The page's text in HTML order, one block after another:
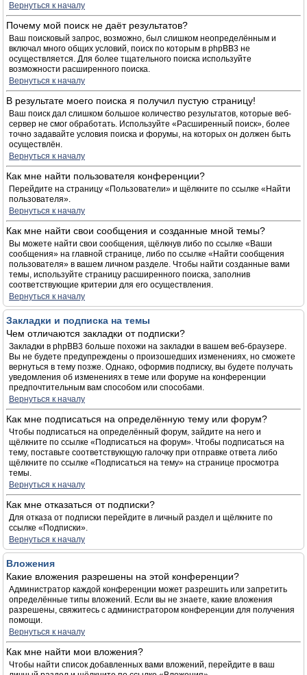
Вернуться к началу
Почему мой поиск не даёт результатов?
Ваш поисковый запрос, возможно, был слишком неопределённым и
включал много общих условий, поиск по которым в phpBB3 не
осуществляется. Для более тщательного поиска используйте
возможности расширенного поиска.
Вернуться к началу
В результате моего поиска я получил пустую страницу!
Ваш поиск дал слишком большое количество результатов, которые веб-
сервер не смог обработать. Используйте «Расширенный поиск», более
точно задавайте условия поиска и форумы, на которых он должен быть
осуществлён.
Вернуться к началу
Как мне найти пользователя конференции?
Перейдите на страницу «Пользователи» и щёлкните по ссылке «Найти
пользователя».
Вернуться к началу
Как мне найти свои сообщения и созданные мной темы?
Вы можете найти свои сообщения, щёлкнув либо по ссылке «Ваши
сообщения» на главной странице, либо по ссылке «Найти сообщения
пользователя» в вашем личном разделе. Чтобы найти созданные вами
темы, используйте страницу расширенного поиска, заполнив
соответствующие критерии для его осуществления.
Вернуться к началу
Закладки и подписка на темы
Чем отличаются закладки от подписки?
Закладки в phpBB3 больше похожи на закладки в вашем веб-браузере.
Вы не будете предупреждены о произошедших изменениях, но сможете
вернуться в тему позже. Однако, оформив подписку, вы будете получать
уведомления об изменениях в теме или форуме на конференции
предпочтительным вам способом или способами.
Вернуться к началу
Как мне подписаться на определённую тему или форум?
Чтобы подписаться на определённый форум, зайдите на него и
щёлкните по ссылке «Подписаться на форум». Чтобы подписаться на
тему, поставьте соответствующую галочку при отправке ответа либо
щёлкните по ссылке «Подписаться на тему» на странице просмотра
темы.
Вернуться к началу
Как мне отказаться от подписки?
Для отказа от подписки перейдите в личный раздел и щёлкните по
ссылке «Подписки».
Вернуться к началу
Вложения
Какие вложения разрешены на этой конференции?
Администратор каждой конференции может разрешить или запретить
определённые типы вложений. Если вы не знаете, какие вложения
разрешены, свяжитесь с администратором конференции для получения
помощи.
Вернуться к началу
Как мне найти мои вложения?
Чтобы найти список добавленных вами вложений, перейдите в ваш